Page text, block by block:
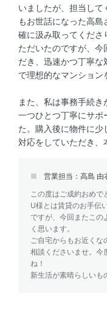
いましたが、担当し
もお世話になった高
確に汲み取ってくださ
ただいたのですが、今
だき、迅速かつ丁寧
で理想的なマンション
また、私は事務手続
一つひとつ丁寧にサポ
た。購入後に物件に
対応をしていただき、
営業担当：高島 由
この度はご成約おめで
U様とは賃貸のお手伝
ですが、今回またこの
く思います。
ご自宅からもお近く
相談くださいませ。今
ね！
新生活が素晴らしいも